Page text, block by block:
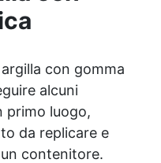
con gomma
alcuni
primo luogo,
da replicare e
contenitore.